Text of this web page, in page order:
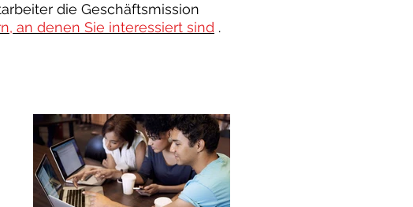
die Geschäftsmission
an denen Sie interessiert sind .